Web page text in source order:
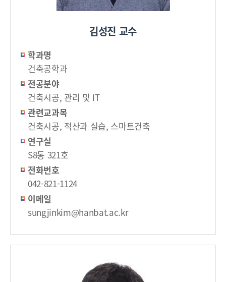
김성진 교수
학과명
건축공학과
전공분야
건축시공, 관리 및 IT
관련교과목
건축시공, 적산과 실습, 스마트건축
연구실
S8동 321호
전화번호
042-821-1124
이메일
sungjinkim@hanbat.ac.kr